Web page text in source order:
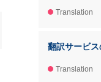
Translation
翻訳サービ
Translation